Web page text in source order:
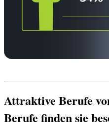
Attraktive Berufe
Berufe finden sie